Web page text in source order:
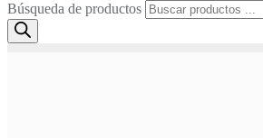
Búsqueda de productos